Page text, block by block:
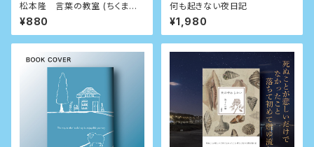
松本隆 言葉の教室 (ちくま文
庫)
¥880
何も起きない夜日記
¥1,980